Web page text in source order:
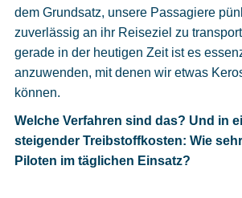
dem Grundsatz, unsere Passagiere
zuverlässig an ihr Reiseziel zu
gerade in der heutigen Zeit ist es
anzuwenden, mit denen wir etwas
können.
Welche Verfahren sind das? Und in
steigender Treibstoffkosten: Wie
Piloten im täglichen Einsatz?